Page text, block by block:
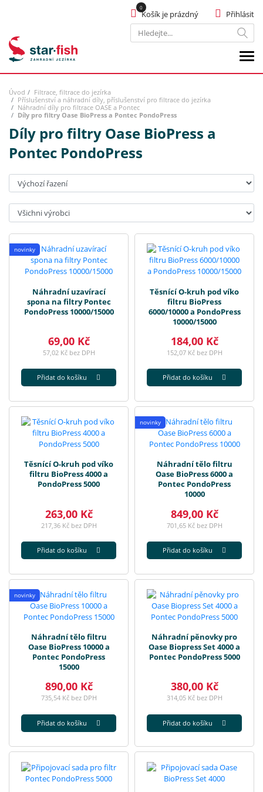
Hledat
Přihlásit
Košík je prázdný
Úvod
Filtrace, filtrace do jezírka
Příslušenství a náhradní díly, příslušenství pro filtrace do jezírka
Náhradní díly pro filtrace OASE a Pontec
Díly pro filtry Oase BioPress a Pontec PondoPress
Díly pro filtry Oase BioPress a
Pontec PondoPress
Seřadit:
Výrobci:
novinky
Náhradní uzavírací
spona na filtry Pontec
PondoPress 10000/15000
69,00 Kč
57,02 Kč bez DPH
Přidat do košíku
Těsnící O-kruh pod víko
filtru BioPress
6000/10000 a PondoPress
10000/15000
184,00 Kč
152,07 Kč bez DPH
Přidat do košíku
Těsnící O-kruh pod víko
filtru BioPress 4000 a
PondoPress 5000
263,00 Kč
217,36 Kč bez DPH
Přidat do košíku
novinky
Náhradní tělo filtru
Oase BioPress 6000 a
Pontec PondoPress
10000
849,00 Kč
701,65 Kč bez DPH
Přidat do košíku
novinky
Náhradní tělo filtru
Oase BioPress 10000 a
Pontec PondoPress
15000
890,00 Kč
735,54 Kč bez DPH
Přidat do košíku
Náhradní pěnovky pro
Oase Biopress Set 4000 a
Pontec PondoPress 5000
380,00 Kč
314,05 Kč bez DPH
Přidat do košíku